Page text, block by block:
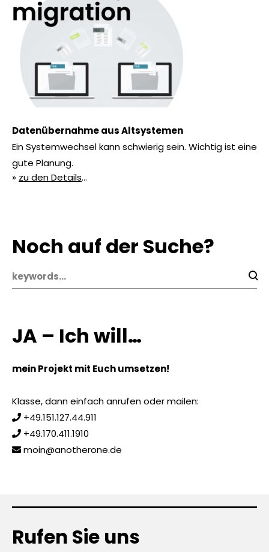
Datenübernahme aus Altsystemen
Ein Systemwechsel kann schwierig sein. Wichtig ist eine
gute Planung.
» zu den Details…
Noch auf der Suche?
JA – Ich will…
mein Projekt mit Euch umsetzen!
Klasse, dann einfach anrufen oder mailen:
+49.151.127.44.911
+49.170.411.1910
moin@anotherone.de
Rufen Sie uns